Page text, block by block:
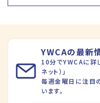
YWCAの最新
10分でYWCAに詳
ネット）」
毎週金曜日に注目
います。